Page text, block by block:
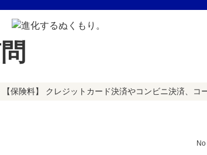
【保険料】 クレジットカード決済やコンビニ決済、コ